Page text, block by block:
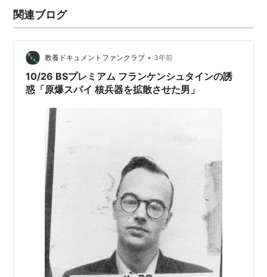
として一般鎮痛剤として販売した結果、入手が容易なこ
ともあって乱用が続出して、現在アメリカではオピオ…
関連ブログ
教養ドキュメントファンクラブ • 3年前
10/26 BSプレミアム フランケンシュタインの誘
惑「原爆スパイ 核兵器を拡散させた男」